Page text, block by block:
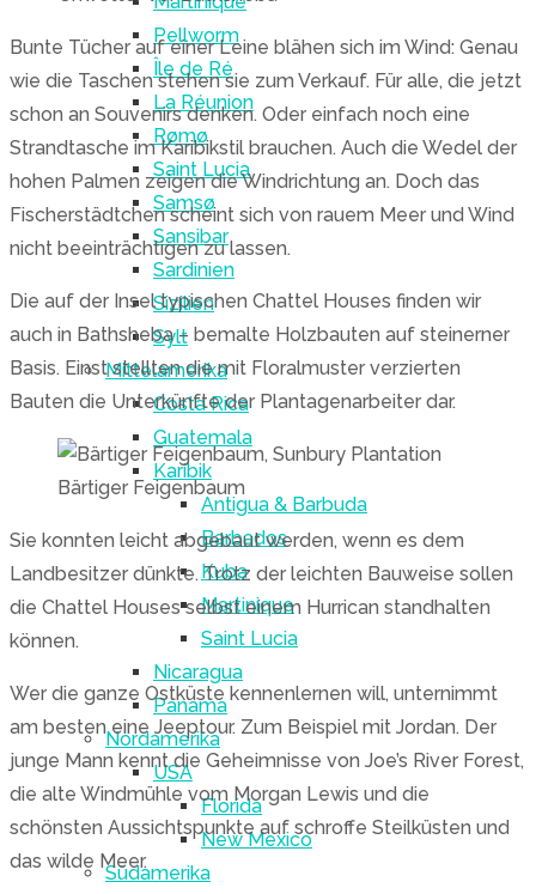
Pellworm
Île de Ré
La Réunion
Rømø
Saint Lucia
Samsø
Sansibar
Sardinien
Sizilien
Sylt
Mittelamerika
Costa Rica
Guatemala
Karibik
Antigua & Barbuda
Barbados
Kuba
Martinique
Saint Lucia
Nicaragua
Panama
Nordamerika
USA
Florida
New Mexico
Südamerika
Bunte Tücher auf einer Leine blähen sich im Wind: Genau
wie die Taschen stehen sie zum Verkauf. Für alle, die jetzt
schon an Souvenirs denken. Oder einfach noch eine
Strandtasche im Karibikstil brauchen. Auch die Wedel der
hohen Palmen zeigen die Windrichtung an. Doch das
Fischerstädtchen scheint sich von rauem Meer und Wind
nicht beeinträchtigen zu lassen.
Die auf der Insel typischen Chattel Houses finden wir
auch in Bathsheba – bemalte Holzbauten auf steinerner
Basis. Einst stellten die mit Floralmuster verzierten
Bauten die Unterkünfte der Plantagenarbeiter dar.
Bärtiger Feigenbaum
Sie konnten leicht abgebaut werden, wenn es dem
Landbesitzer dünkte. Trotz der leichten Bauweise sollen
die Chattel Houses selbst einem Hurrican standhalten
können.
Wer die ganze Ostküste kennenlernen will, unternimmt
am besten eine Jeeptour. Zum Beispiel mit Jordan. Der
junge Mann kennt die Geheimnisse von Joe’s River Forest,
die alte Windmühle vom Morgan Lewis und die
schönsten Aussichtspunkte auf schroffe Steilküsten und
das wilde Meer.